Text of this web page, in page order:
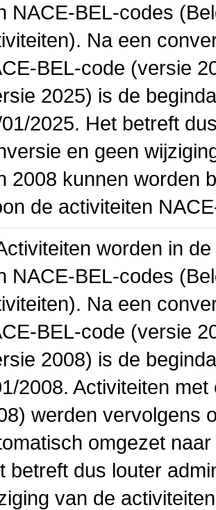
NACE-BEL-codes
Na een
BEL-code (versie
2025) is de
2025. Het betreft
en geen
2008 kunnen worden
de activiteiten
worden in
NACE-BEL-codes
Na een
BEL-code (versie
2008) is de
2008. Activiteiten
werden vervolgens
omgezet
betreft dus louter
van de